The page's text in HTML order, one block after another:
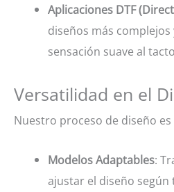
Aplicaciones DTF
diseños más
sensación suave al
Versatilidad en el
Nuestro proceso de diseño
Modelos Adaptables:
ajustar el diseño según